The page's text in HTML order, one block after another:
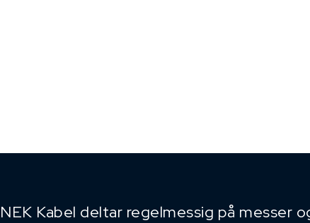
NEK Kabel deltar regelmessig på messer